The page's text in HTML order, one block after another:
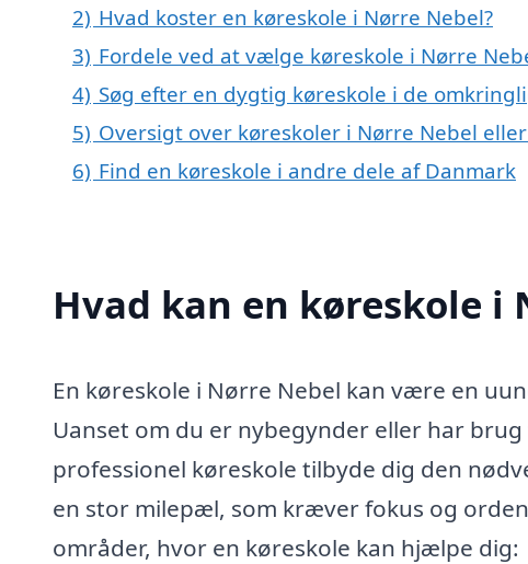
2) Hvad koster en køreskole i Nørre Nebel?
3) Fordele ved at vælge køreskole i Nørre
4) Søg efter en dygtig køreskole i de
5) Oversigt over køreskoler i Nørre Nebel
6) Find en køreskole i andre dele af Danmark
Hvad kan en køreskole
En køreskole i Nørre Nebel kan være en
Uanset om du er nybegynder eller har
professionel køreskole tilbyde dig den
en stor milepæl, som kræver fokus og
områder, hvor en køreskole kan hjælpe dig: